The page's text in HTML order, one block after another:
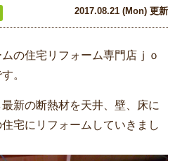
2017.08.21 (Mon) 更新
の住宅リフォーム専門店ｊｏ
。
新の断熱材を天井、壁、床に
宅にリフォームしていきまし